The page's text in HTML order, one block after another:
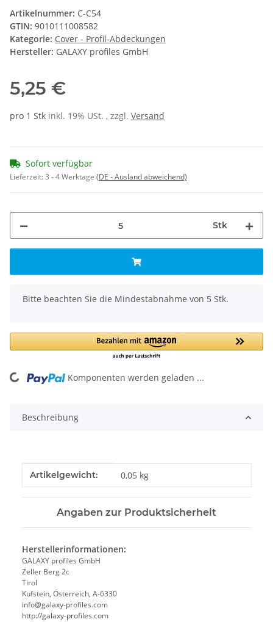
Artikelnummer: C-C54
GTIN: 9010111008582
Kategorie: Cover - Profil-Abdeckungen
Hersteller: GALAXY profiles GmbH
5,25 €
pro 1 Stk inkl. 19% USt. , zzgl. Versand
Sofort verfügbar
Lieferzeit:3 - 4 Werktage (DE - Ausland abweichend)
Stk
x
Bitte beachten Sie die Mindestabnahme von 5 Stk.
Loading... Komponenten werden geladen ...
Beschreibung
Produkteigenschaft
Wert
Artikelgewicht: 0,05 kg
Angaben zur Produktsicherheit
Herstellerinformationen:
GALAXY profiles GmbH
Zeller Berg 2c
Tirol
Kufstein, Österreich, A-6330
info@galaxy-profiles.com
http://galaxy-profiles.com